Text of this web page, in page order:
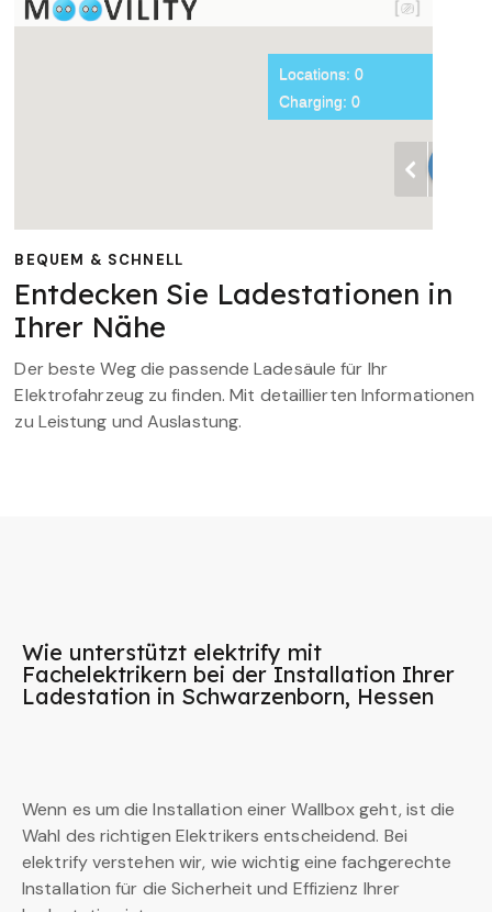
BEQUEM & SCHNELL
Entdecken Sie Ladestationen in
Ihrer Nähe
Der beste Weg die passende Ladesäule für Ihr
Elektrofahrzeug zu finden. Mit detaillierten Informationen
zu Leistung und Auslastung.
Wie unterstützt elektrify mit
Fachelektrikern bei der Installation Ihrer
Ladestation in Schwarzenborn, Hessen
Wenn es um die Installation einer Wallbox geht, ist die
Wahl des richtigen Elektrikers entscheidend. Bei
elektrify verstehen wir, wie wichtig eine fachgerechte
Installation für die Sicherheit und Effizienz Ihrer